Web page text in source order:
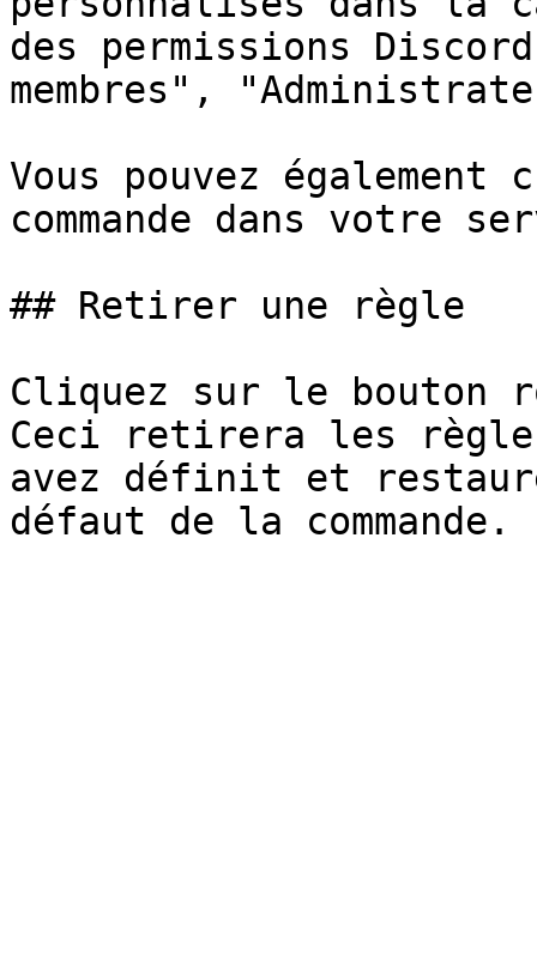
des permissions
membres",
Vous pouvez
commande dans votre
## Retirer une règle
Cliquez sur le
Ceci retirera les
avez définit et